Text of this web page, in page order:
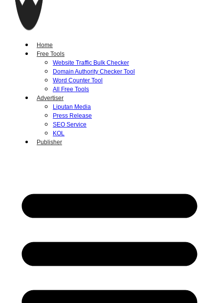
Home
Free Tools
Website Traffic Bulk Checker
Domain Authority Checker Tool
Word Counter Tool
All Free Tools
Advertiser
Liputan Media
Press Release
SEO Service
KOL
Publisher